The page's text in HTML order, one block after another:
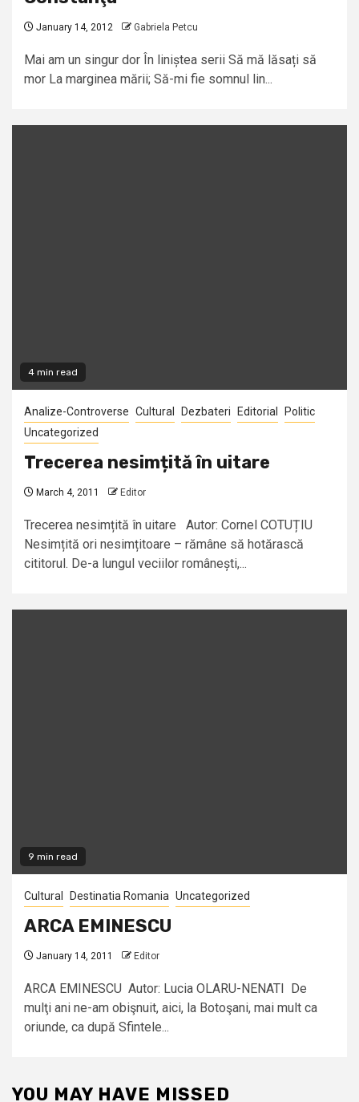
January 14, 2012 Gabriela Petcu
Mai am un singur dor În liniștea serii Să mă lăsați să
mor La marginea mării; Să-mi fie somnul lin...
4 min read
Analize-Controverse Cultural Dezbateri Editorial
Politic
Uncategorized
Trecerea nesimțită în uitare
March 4, 2011 Editor
Trecerea nesimțită în uitare Autor: Cornel COTUȚIU
Nesimțită ori nesimțitoare – rămâne să hotărască
cititorul. De-a lungul veciilor românești,...
9 min read
Cultural Destinatia Romania Uncategorized
ARCA EMINESCU
January 14, 2011 Editor
ARCA EMINESCU Autor: Lucia OLARU-NENATI De
mulţi ani ne-am obişnuit, aici, la Botoşani, mai mult ca
oriunde, ca după Sfintele...
YOU MAY HAVE MISSED